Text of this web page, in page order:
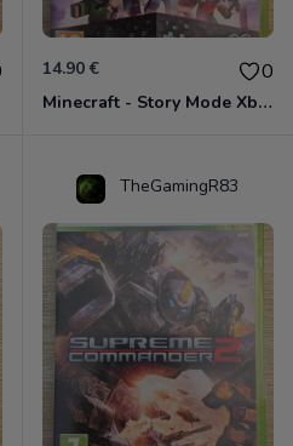
14.90 € 0
Minecraft - Story Mode Xbox 360
TheGamingR83